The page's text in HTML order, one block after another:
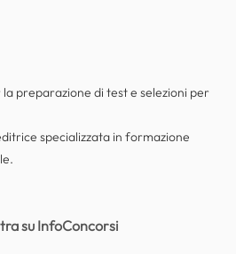
preparazione di test e selezioni per
specializzata in formazione
su InfoConcorsi